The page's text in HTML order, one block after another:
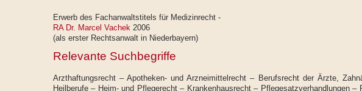
Erwerb des Fachanwaltstitels für Medizinrecht -
RA Dr. Marcel Vachek 2006
(als erster Rechtsanwalt in Niederbayern)
Relevante Suchbegriffe
Arzthaftungsrecht – Apotheken- und Arzneimittelrecht – Berufsrecht der Ärzte,
Heilberufe – Heim- und Pflegerecht – Krankenhausrecht – Pflegesatzverhandlungen –